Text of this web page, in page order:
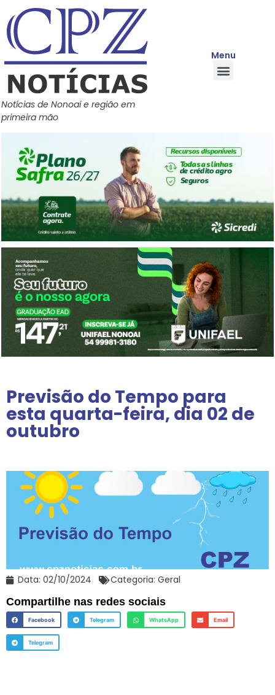
Notícias de Nonoai e região em
primeira mão
Menu
Previsão do Tempo para
esta quarta-feira, dia 02 de
outubro
Data: 02/10/2024 Categoria: Geral
Compartilhe nas redes sociais
Facebook Telegram WhatsApp Email
Telegram